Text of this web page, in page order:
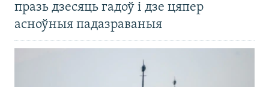
празь дзесяць гадоў і дзе цяпер
асноўныя падазраваныя